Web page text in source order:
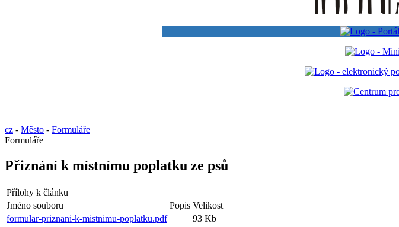
cz - Město - Formuláře
Formuláře
Přiznání k místnímu poplatku ze psů
Přílohy k článku
Jméno souboru
Popis Velikost
formular-priznani-k-mistnimu-poplatku.pdf
93 Kb